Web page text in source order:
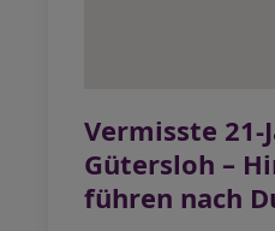
Vermisste 21-
Gütersloh –
führen nach